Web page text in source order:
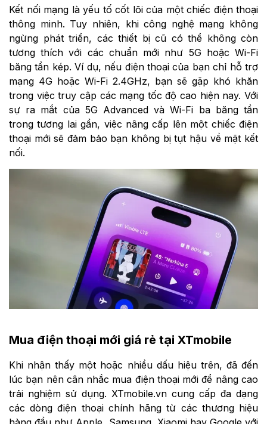
Kết nối mạng là yếu tố cốt lõi của một chiếc điện thoại
thông minh. Tuy nhiên, khi công nghệ mạng không
ngừng phát triển, các thiết bị cũ có thể không còn
tương thích với các chuẩn mới như 5G hoặc Wi-Fi
băng tần kép. Ví dụ, nếu điện thoại của bạn chỉ hỗ trợ
mạng 4G hoặc Wi-Fi 2.4GHz, bạn sẽ gặp khó khăn
trong việc truy cập các mạng tốc độ cao hiện nay. Với
sự ra mắt của 5G Advanced và Wi-Fi ba băng tần
trong tương lai gần, việc nâng cấp lên một chiếc điện
thoại mới sẽ đảm bảo bạn không bị tụt hậu về mặt kết
nối.
Mua điện thoại mới giá rẻ tại XTmobile
Khi nhận thấy một hoặc nhiều dấu hiệu trên, đã đến
lúc bạn nên cân nhắc mua điện thoại mới để nâng cao
trải nghiệm sử dụng. XTmobile.vn cung cấp đa dạng
các dòng điện thoại chính hãng từ các thương hiệu